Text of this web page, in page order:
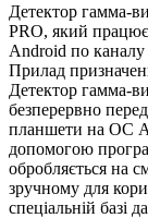
Детектор гамма-
PRO, який
Android по
Прилад
Детектор гамма-
безперервно
планшети на ОС
допомогою
обробляється на
зручному для
спеціальній базі